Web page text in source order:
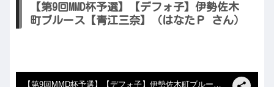
【第9回MMD杯予選】【デフォ子】伊勢佐木
町ブルース【青江三奈】（はなたＰ さん）